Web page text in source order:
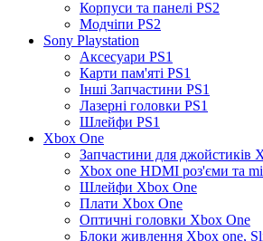
Корпуси та панелі PS2
Модчіпи PS2
Sony Playstation
Аксесуари PS1
Карти пам'яті PS1
Інші Запчастини PS1
Лазерні головки PS1
Шлейфи PS1
Xbox One
Запчастини для джойстиків
Xbox one HDMI роз'єми та
Шлейфи Xbox One
Плати Xbox One
Оптичні головки Xbox One
Блоки живлення Xbox one,